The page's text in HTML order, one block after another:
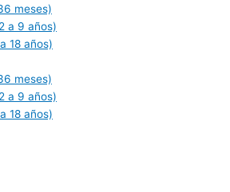
meses)
a 9 años)
18 años)
meses)
a 9 años)
18 años)